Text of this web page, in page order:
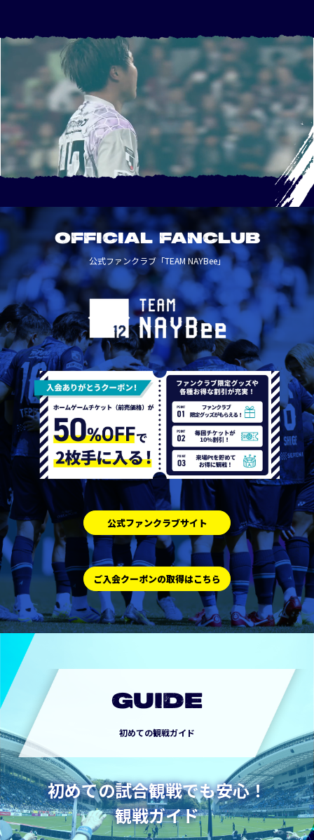
OFFICIAL FANCLUB
公式ファンクラブ「TEAM NAYBee」
公式ファンクラブサイト
ご入会クーポンの取得はこちら
GUIDE
初めての観戦ガイド
初めての試合観戦でも安心！
観戦ガイド